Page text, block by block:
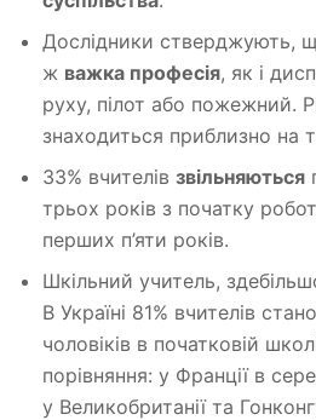
Дослідники стверджують,
ж важка професія, як і
руху, пілот або пожежний.
знаходиться приблизно на
33% вчителів звільняються
трьох років з початку
перших п’яти років.
Шкільний учитель,
В Україні 81% вчителів
чоловіків в початковій
порівняння: у Франції в
у Великобританії та